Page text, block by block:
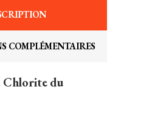
COMPLÉMENTAIRES
Chlorite du